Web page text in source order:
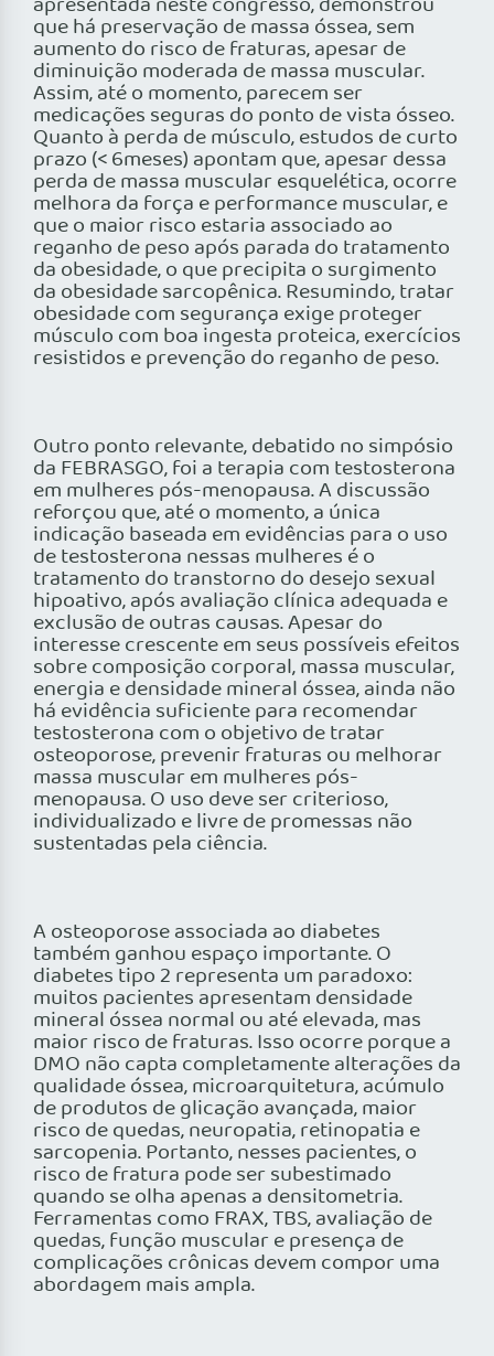
que há preservação de massa óssea, sem
aumento do risco de fraturas, apesar de
diminuição moderada de massa muscular.
Assim, até o momento, parecem ser
medicações seguras do ponto de vista ósseo.
Quanto à perda de músculo, estudos de curto
prazo (< 6meses) apontam que, apesar dessa
perda de massa muscular esquelética, ocorre
melhora da força e performance muscular, e
que o maior risco estaria associado ao
reganho de peso após parada do tratamento
da obesidade, o que precipita o surgimento
da obesidade sarcopênica. Resumindo, tratar
obesidade com segurança exige proteger
músculo com boa ingesta proteica, exercícios
resistidos e prevenção do reganho de peso.
Outro ponto relevante, debatido no simpósio
da FEBRASGO, foi a terapia com testosterona
em mulheres pós-menopausa. A discussão
reforçou que, até o momento, a única
indicação baseada em evidências para o uso
de testosterona nessas mulheres é o
tratamento do transtorno do desejo sexual
hipoativo, após avaliação clínica adequada e
exclusão de outras causas. Apesar do
interesse crescente em seus possíveis efeitos
sobre composição corporal, massa muscular,
energia e densidade mineral óssea, ainda não
há evidência suficiente para recomendar
testosterona com o objetivo de tratar
osteoporose, prevenir fraturas ou melhorar
massa muscular em mulheres pós-
menopausa. O uso deve ser criterioso,
individualizado e livre de promessas não
sustentadas pela ciência.
A osteoporose associada ao diabetes
também ganhou espaço importante. O
diabetes tipo 2 representa um paradoxo:
muitos pacientes apresentam densidade
mineral óssea normal ou até elevada, mas
maior risco de fraturas. Isso ocorre porque a
DMO não capta completamente alterações da
qualidade óssea, microarquitetura, acúmulo
de produtos de glicação avançada, maior
risco de quedas, neuropatia, retinopatia e
sarcopenia. Portanto, nesses pacientes, o
risco de fratura pode ser subestimado
quando se olha apenas a densitometria.
Ferramentas como FRAX, TBS, avaliação de
quedas, função muscular e presença de
complicações crônicas devem compor uma
abordagem mais ampla.